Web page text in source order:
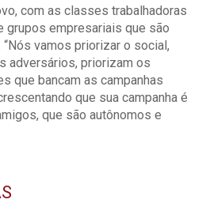
com as classes trabalhadoras
grupos empresariais que são
vamos priorizar o social,
adversários, priorizam os
que bancam as campanhas
que sua campanha é
que são autônomos e